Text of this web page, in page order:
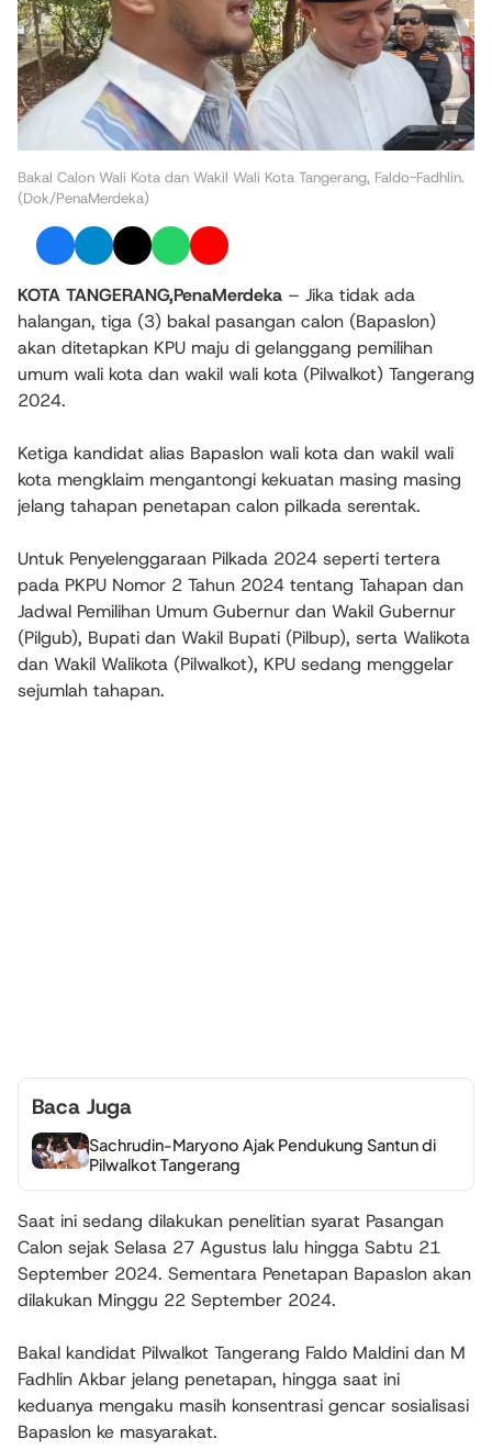
Bakal Calon Wali Kota dan Wakil Wali Kota Tangerang, Faldo-Fadhlin.
(Dok/PenaMerdeka)
KOTA TANGERANG,PenaMerdeka – Jika tidak ada
halangan, tiga (3) bakal pasangan calon (Bapaslon)
akan ditetapkan KPU maju di gelanggang pemilihan
umum wali kota dan wakil wali kota (Pilwalkot) Tangerang
2024.
Ketiga kandidat alias Bapaslon wali kota dan wakil wali
kota mengklaim mengantongi kekuatan masing masing
jelang tahapan penetapan calon pilkada serentak.
Untuk Penyelenggaraan Pilkada 2024 seperti tertera
pada PKPU Nomor 2 Tahun 2024 tentang Tahapan dan
Jadwal Pemilihan Umum Gubernur dan Wakil Gubernur
(Pilgub), Bupati dan Wakil Bupati (Pilbup), serta Walikota
dan Wakil Walikota (Pilwalkot), KPU sedang menggelar
sejumlah tahapan.
Baca Juga
Sachrudin-Maryono Ajak Pendukung Santun di
Pilwalkot Tangerang
Saat ini sedang dilakukan penelitian syarat Pasangan
Calon sejak Selasa 27 Agustus lalu hingga Sabtu 21
September 2024. Sementara Penetapan Bapaslon akan
dilakukan Minggu 22 September 2024.
Bakal kandidat Pilwalkot Tangerang Faldo Maldini dan M
Fadhlin Akbar jelang penetapan, hingga saat ini
keduanya mengaku masih konsentrasi gencar sosialisasi
Bapaslon ke masyarakat.